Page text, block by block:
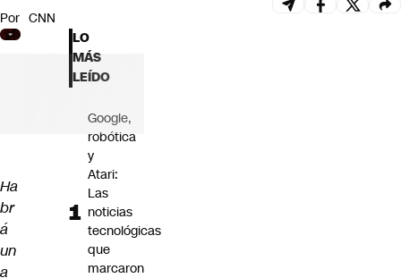
Por CNN
Ha
br
á
un
a
LO
MÁS
LEÍDO
Google,
robótica
y
Atari:
Las
noticias
tecnológicas
que
marcaron